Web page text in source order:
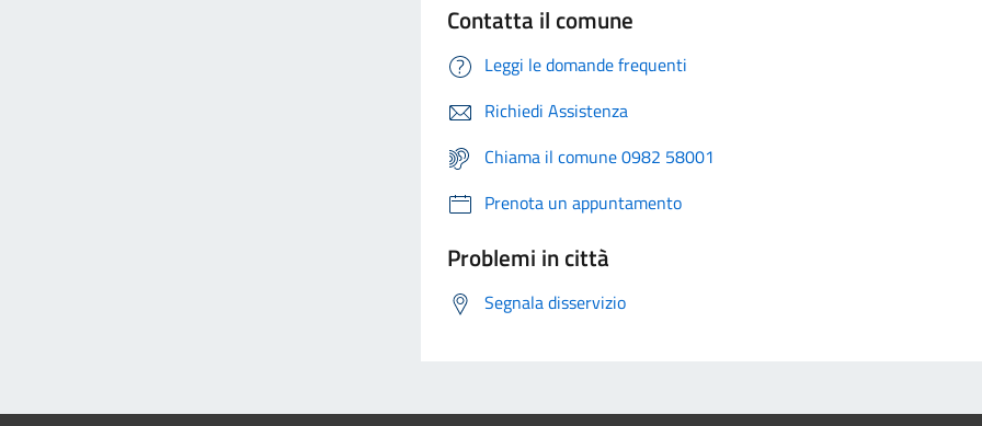
Contatta il comune
Leggi le domande frequenti
Richiedi Assistenza
Chiama il comune 0982 58001
Prenota un appuntamento
Problemi in città
Segnala disservizio